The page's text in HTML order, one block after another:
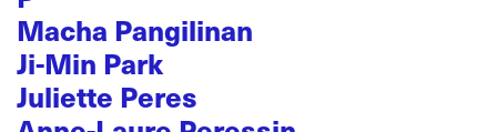
Macha Pangilinan
Ji-Min Park
Juliette Peres